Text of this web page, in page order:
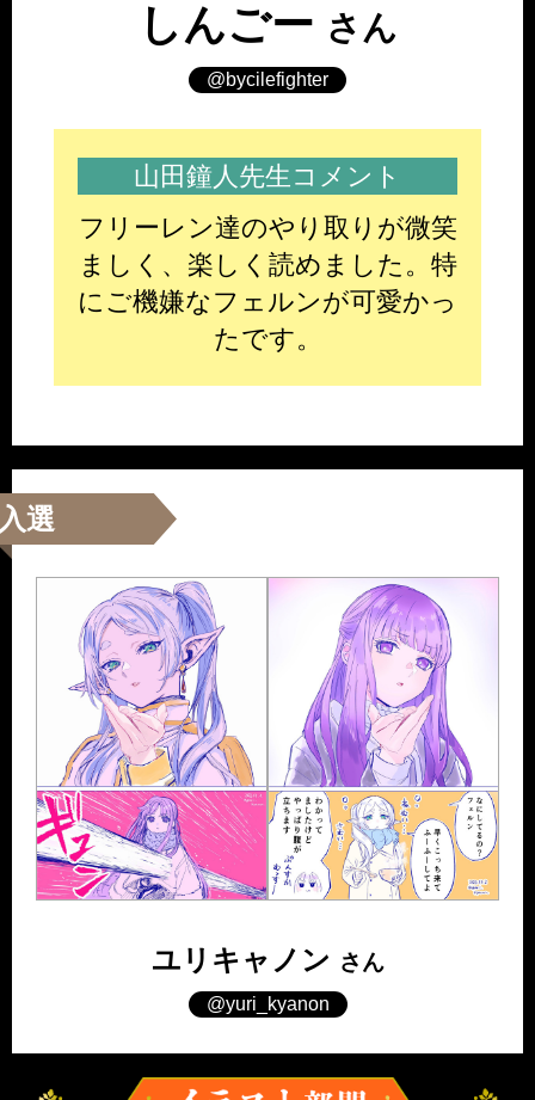
しんごー さん
@bycilefighter
山田鐘人先生コメント
フリーレン達のやり取りが微笑
ましく、楽しく読めました。特
にご機嫌なフェルンが可愛かっ
たです。
選
ユリキャノン さん
@yuri_kyanon